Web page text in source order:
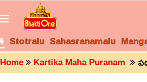
Stotralu Sahasranamalu
Home Kartika Maha Puranam